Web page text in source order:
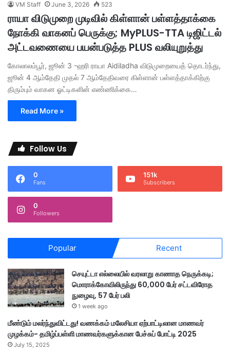
VM Staff June 3, 2026 523
ராயா விடுமுறை முடிவில் கிள்ளான் பள்ளத்தாக்கை
நோக்கி வாகனப் பெருக்கு; MyPLUS-TTA டிஜிட்டல்
அட்டவணையை பயன்படுத்த PLUS வலியுறுத்து
கோலாலம்பூர், ஜூன் 3 -ஹரி ராயா Aidiladha விடுமுறையைத் தொடர்ந்து,
ஜூன் 4 ஆம்தேதி முதல் 7 ஆம்தேதிவரை கிள்ளான் பள்ளத்தாக்கிற்கு
திரும்பும் வாகன ஓட்டிகளின் எண்ணிக்கை…
Read More »
Follow Us
0
Fans
151k
Subscribers
0
Followers
Popular Recent
செயுட்டா எல்லையில் வரலாறு காணாத நெருக்கடி;
மொராக்கோவிலிருந்து 60,000 பேர் சட்டவிரோத
நுழைவு, 57 பேர் பலி
1 week ago
மீண்டும் மலர்ந்துவிட்டது! வணக்கம் மலேசியா ஏற்பாட்டிலான மாணவர்
முழக்கம்- தமிழ்ப்பள்ளி மாணவர்களுக்கான பேச்சுப் போட்டி 2025
July 15, 2025